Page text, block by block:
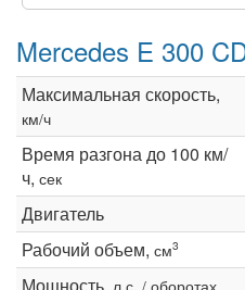
Mercedes E 300
Максимальная скорость,
км/ч
Время разгона до 100 км/
ч, сек
Двигатель
Рабочий объем, см3
Мощность, л.с. / оборотах